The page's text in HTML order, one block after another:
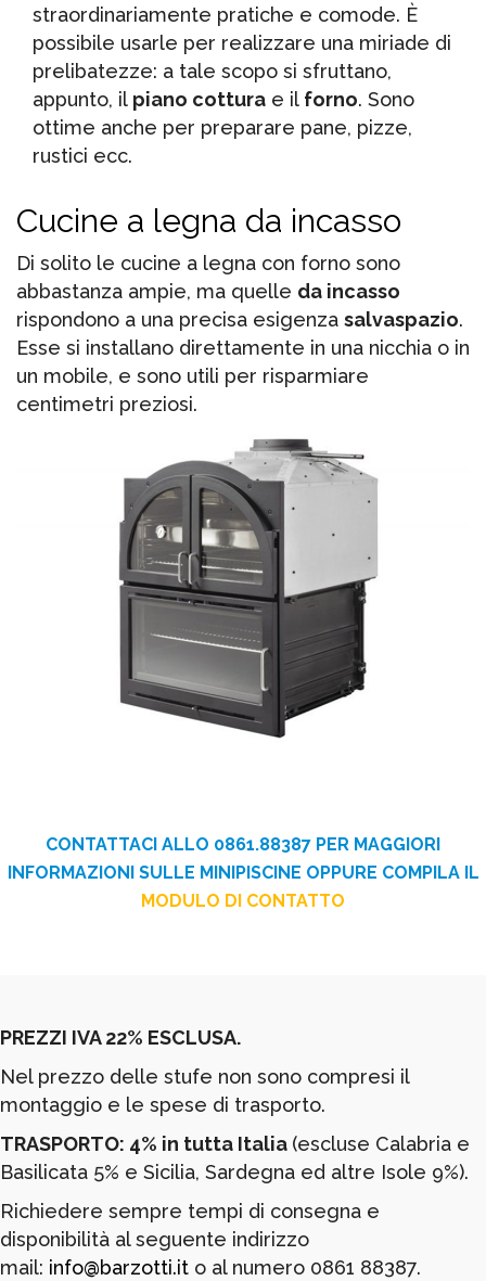
straordinariamente pratiche e comode. È
possibile usarle per realizzare una miriade di
prelibatezze: a tale scopo si sfruttano,
appunto, il piano cottura e il forno. Sono
ottime anche per preparare pane, pizze,
rustici ecc.
Cucine a legna da incasso
Di solito le cucine a legna con forno sono
abbastanza ampie, ma quelle da incasso
rispondono a una precisa esigenza salvaspazio.
Esse si installano direttamente in una nicchia o in
un mobile, e sono utili per risparmiare
centimetri preziosi.
CONTATTACI ALLO 0861.88387 PER MAGGIORI
INFORMAZIONI SULLE MINIPISCINE OPPURE COMPILA IL
MODULO DI CONTATTO
PREZZI IVA 22% ESCLUSA.
Nel prezzo delle stufe non sono compresi il
montaggio e le spese di trasporto.
TRASPORTO: 4% in tutta Italia (escluse Calabria e
Basilicata 5% e Sicilia, Sardegna ed altre Isole 9%).
Richiedere sempre tempi di consegna e
disponibilità al seguente indirizzo
mail: info@barzotti.it o al numero 0861 88387.